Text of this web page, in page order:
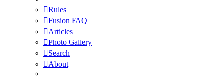
Rules
Fusion FAQ
Articles
Photo Gallery
Search
About